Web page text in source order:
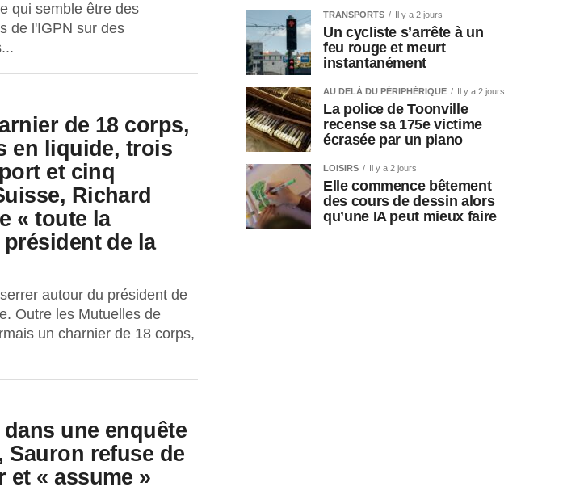
qui semble être des
de l'IGPN sur des
de 18 corps,
en liquide, trois
et cinq
Richard
« toute la
de la
autour du président de
Outre les Mutuelles de
un charnier de 18 corps,
une enquête
Sauron refuse de
et « assume »
TRANSPORTS Il y a 2 jours
Un cycliste s’arrête à un
feu rouge et meurt
instantanément
AU DELÀ DU PÉRIPHÉRIQUE Il y a 2 jours
La police de Toonville
recense sa 175e victime
écrasée par un piano
LOISIRS Il y a 2 jours
Elle commence bêtement
des cours de dessin alors
qu’une IA peut mieux faire